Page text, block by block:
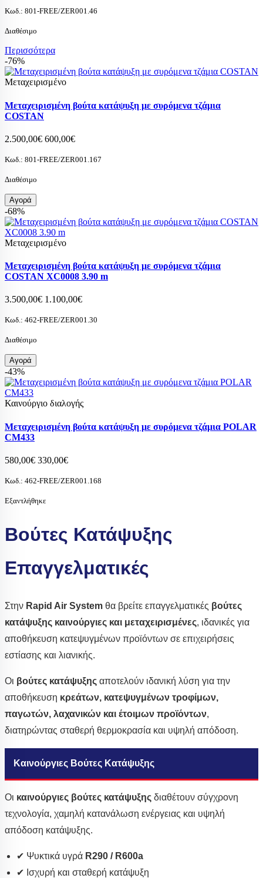
Κωδ.: 801-FREE/ZER001.46
Διαθέσιμο
Περισσότερα
-76%
Μεταχειρισμένο
Μεταχειρισμένη βούτα κατάψυξη με συρόμενα τζάμια
COSTAN
2.500,00€ 600,00€
Κωδ.: 801-FREE/ZER001.167
Διαθέσιμο
Αγορά
-68%
Μεταχειρισμένο
Μεταχειρισμένη βούτα κατάψυξη με συρόμενα τζάμια
COSTAN XC0008 3.90 m
3.500,00€ 1.100,00€
Κωδ.: 462-FREE/ZER001.30
Διαθέσιμο
Αγορά
-43%
Καινούργιο διαλογής
Μεταχειρισμένη βούτα κατάψυξη με συρόμενα τζάμια POLAR
CM433
580,00€ 330,00€
Κωδ.: 462-FREE/ZER001.168
Εξαντλήθηκε
Βούτες Κατάψυξης
Επαγγελματικές
Στην Rapid Air System θα βρείτε επαγγελματικές βούτες
κατάψυξης καινούργιες και μεταχειρισμένες, ιδανικές για
αποθήκευση κατεψυγμένων προϊόντων σε επιχειρήσεις
εστίασης και λιανικής.
Οι βούτες κατάψυξης αποτελούν ιδανική λύση για την
αποθήκευση κρεάτων, κατεψυγμένων τροφίμων,
παγωτών, λαχανικών και έτοιμων προϊόντων,
διατηρώντας σταθερή θερμοκρασία και υψηλή απόδοση.
Καινούργιες Βούτες Κατάψυξης
Οι καινούργιες βούτες κατάψυξης διαθέτουν σύγχρονη
τεχνολογία, χαμηλή κατανάλωση ενέργειας και υψηλή
απόδοση κατάψυξης.
✔ Ψυκτικά υγρά R290 / R600a
✔ Ισχυρή και σταθερή κατάψυξη